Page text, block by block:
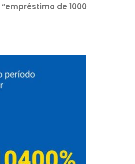
“empréstimo de 1000